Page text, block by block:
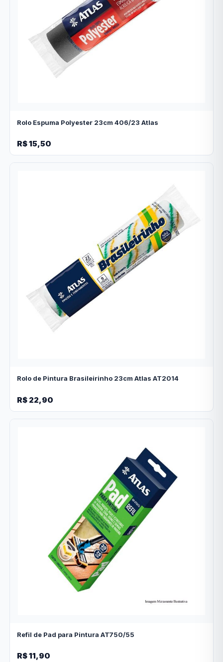
Rolo Espuma Polyester 23cm 406/23 Atlas
R$ 15,50
Rolo de Pintura Brasileirinho 23cm Atlas AT2014
R$ 22,90
Refil de Pad para Pintura AT750/55
R$ 11,90